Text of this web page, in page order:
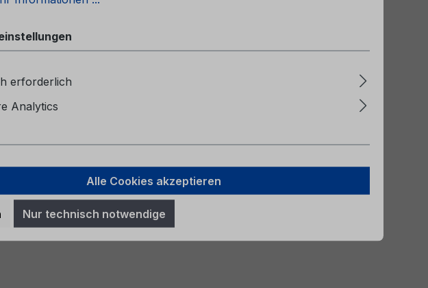
erforderlich
Analytics
Alle Cookies akzeptieren
Nur technisch notwendige